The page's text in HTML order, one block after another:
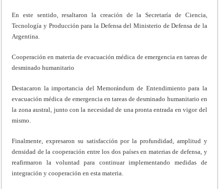
En este sentido, resaltaron la creación de la Secretaría de Ciencia,
Tecnología y Producción para la Defensa del Ministerio de Defensa de la
Argentina.
Cooperación en materia de evacuación médica de emergencia en tareas de
desminado humanitario
Destacaron la importancia del Memorándum de Entendimiento para la
evacuación médica de emergencia en tareas de desminado humanitario en
la zona austral, junto con la necesidad de una pronta entrada en vigor del
mismo.
Finalmente, expresaron su satisfacción por la profundidad, amplitud y
densidad de la cooperación entre los dos países en materias de defensa, y
reafirmaron la voluntad para continuar implementando medidas de
integración y cooperación en esta materia.